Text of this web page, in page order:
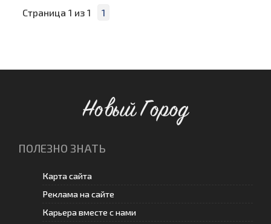
Страница 1 из 1 1
Новый Город
ПОЛЕЗНО ЗНАТЬ
Карта сайта
Реклама на сайте
Карьера вместе с нами